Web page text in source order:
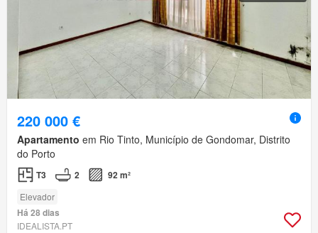
220 000 €
Apartamento em Rio Tinto, Município de Gondomar, Distrito
do Porto
T3 2 92 m²
Elevador
Há 28 dias
IDEALISTA.PT